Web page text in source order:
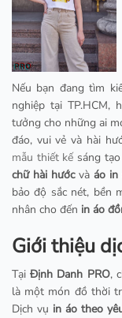
Nếu bạn đang tìm
nghiệp tại TP.HCM,
tưởng cho những ai
đáo, vui vẻ và hài
mẫu thiết kế sáng
chữ hài hướcvà áo in
bảo độ sắc nét, bền
nhân cho đến in áo
Giới thiệu
TạiĐịnh Danh PRO,
là một món đồ thời
Dịch vụ in áo theo